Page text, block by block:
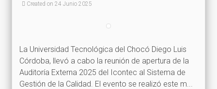
Created on 24 Junio 2025
La Universidad Tecnológica del Chocó Diego Luis
Córdoba, llevó a cabo la reunión de apertura de la
Auditoría Externa 2025 del Icontec al Sistema de
Gestión de la Calidad. El evento se realizó este m...